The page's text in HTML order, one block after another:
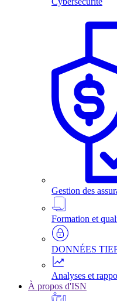
Gestion des
Formation et
DONNÉES
Analyses et
À propos d'ISN